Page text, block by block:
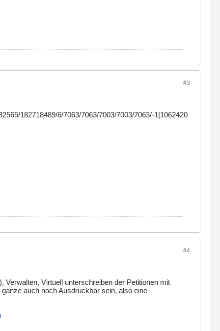
#3
182718489/6/7063/7063/7003/7003/7063/-1|1062420
#4
Virtuell unterschreiben der Petitionen mit
auch noch Ausdruckbar sein, also eine